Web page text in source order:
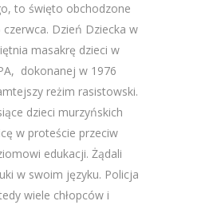
to święto obchodzone
czerwca. Dzień Dziecka w
masakrę dzieci w
dokonanej w 1976
reżim rasistowski.
dzieci murzyńskich
w proteście przeciw
edukacji. Żądali
w swoim języku. Policja
wiele chłopców i